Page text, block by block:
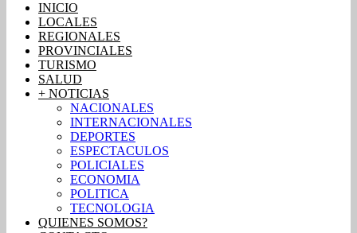
INICIO
LOCALES
REGIONALES
PROVINCIALES
TURISMO
SALUD
+ NOTICIAS
NACIONALES
INTERNACIONALES
DEPORTES
ESPECTACULOS
POLICIALES
ECONOMIA
POLITICA
TECNOLOGIA
QUIENES SOMOS?